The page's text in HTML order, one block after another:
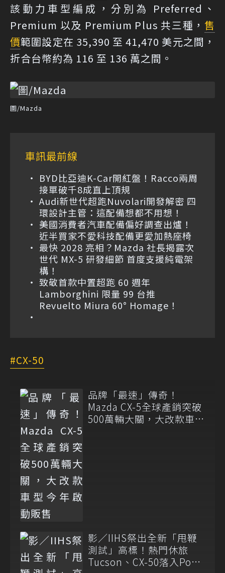
該動力車型編成，分別為 Preferred、
Premium 以及 Premium Plus 共三種， 售
價範圍設定在 35,390 至 41,470 美元之間，
折合台幣約為 116 至 136 萬之間。
圖/Mazda
車訊最前線
BYD比亞迪K-Car開紅盤！Racco兩周
接單破千8成直上頂規
Audi新世代超跑Nuvolari開發解密 四
環設計主管：這配備想都不用想！
美國消費者汽車配備偏好調查出爐！
近半買家不愛科技配備更愛加熱座椅
最快 2028 亮相？Mazda 社長揭露次
世代 MX-5 研發細節 首度支援純電架
構！
致敬首款中置超跑 60 週年
Lamborghini 限量 99 台推
Revuelto Miura 60° Homage！
CX-50
品牌「最速」傳奇！
Mazda CX-5全球產銷突破
500萬輛大關，大改款車型
影／IIHS祭出全新「甩鞭
測試」高標！熱門休旅
Tucson、CX-50落入Poor